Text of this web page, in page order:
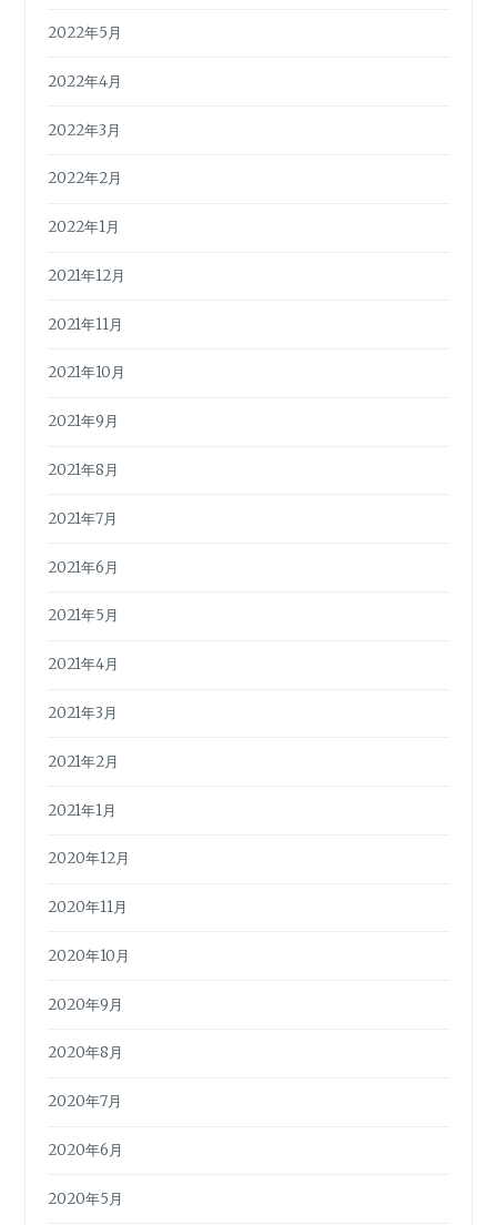
2022年5月
2022年4月
2022年3月
2022年2月
2022年1月
2021年12月
2021年11月
2021年10月
2021年9月
2021年8月
2021年7月
2021年6月
2021年5月
2021年4月
2021年3月
2021年2月
2021年1月
2020年12月
2020年11月
2020年10月
2020年9月
2020年8月
2020年7月
2020年6月
2020年5月